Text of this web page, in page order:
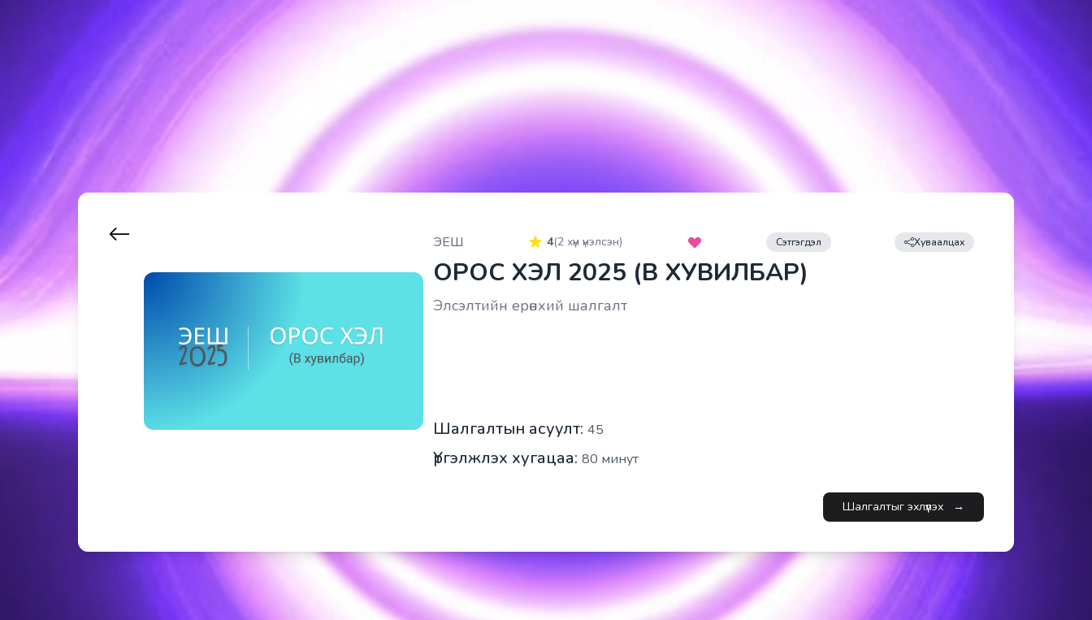
ЭЕШ 4(2 хүн үнэлсэн) Сэтгэгдэл Хуваалцах
ОРОС ХЭЛ 2025 (B ХУВИЛБАР)
Элсэлтийн ерөнхий шалгалт
Шалгалтын асуулт: 45
Үргэлжлэх хугацаа: 80 минут
Шалгалтыг эхлүүлэх →